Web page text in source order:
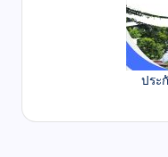
ประ